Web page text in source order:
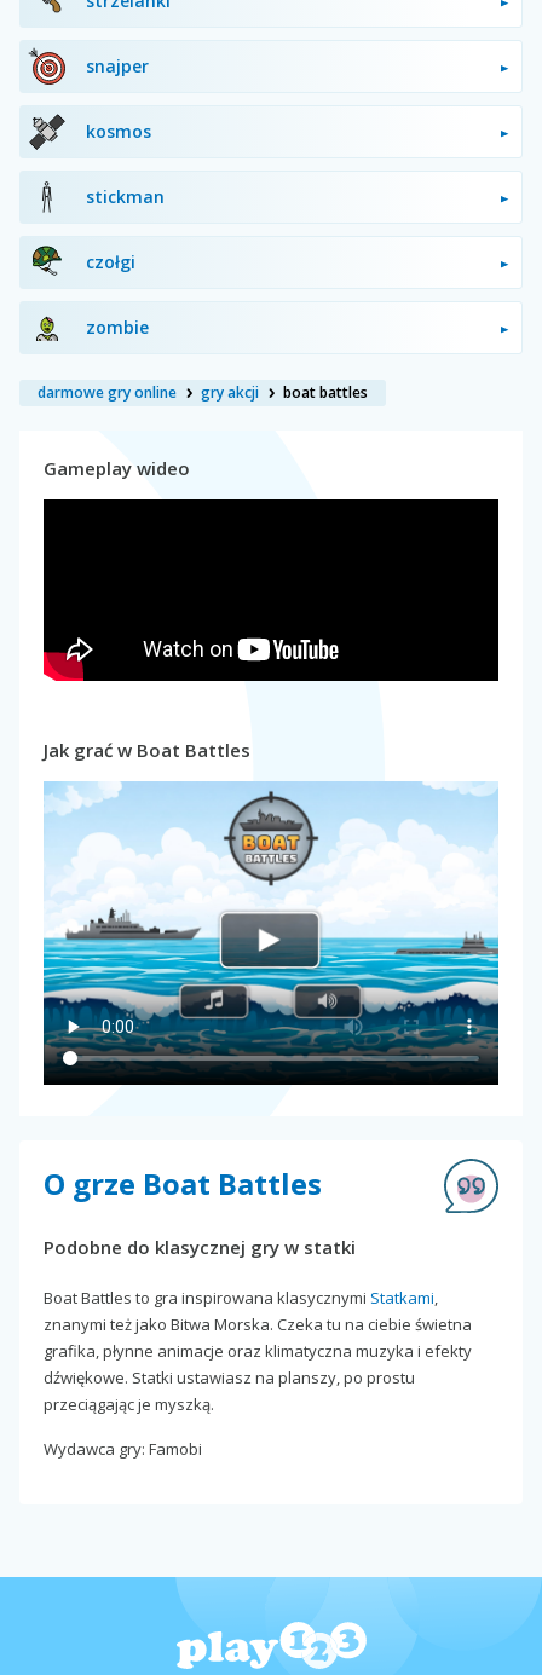
snajper
kosmos
stickman
czołgi
zombie
darmowe gry online gry akcji boat battles
Gameplay wideo
Jak grać w Boat Battles
O grze Boat Battles
Podobne do klasycznej gry w statki
Boat Battles to gra inspirowana klasycznymi Statkami,
znanymi też jako Bitwa Morska. Czeka tu na ciebie świetna
grafika, płynne animacje oraz klimatyczna muzyka i efekty
dźwiękowe. Statki ustawiasz na planszy, po prostu
przeciągając je myszką.
Wydawca gry: Famobi